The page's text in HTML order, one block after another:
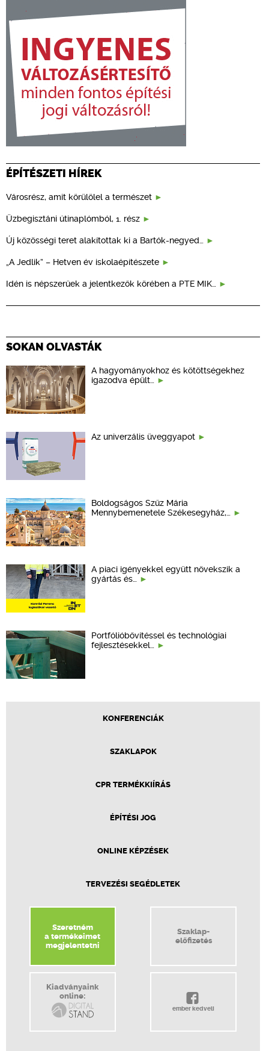
ÉPÍTÉSZETI HÍREK
Városrész, amit körülölel a természet
Üzbegisztáni útinaplómból, 1. rész
Új közösségi teret alakítottak ki a Bartók-negyed…
„A Jedlik” – Hetven év iskolaépítészete
Idén is népszerűek a jelentkezők körében a PTE MIK…
SOKAN OLVASTÁK
A hagyományokhoz és kötöttségekhez
igazodva épült…
Az univerzális üveggyapot
Boldogságos Szűz Mária
Mennybemenetele Székesegyház,…
A piaci igényekkel együtt növekszik a
gyártás és…
Portfólióbővítéssel és technológiai
fejlesztésekkel…
KONFERENCIÁK
SZAKLAPOK
CPR TERMÉKKIÍRÁS
ÉPÍTÉSI JOG
ONLINE KÉPZÉSEK
TERVEZÉSI SEGÉDLETEK
Szeretném
a termékeimet
megjelentetni
Szaklap-
előfizetés
Kiadványaink
online:
ember kedveli